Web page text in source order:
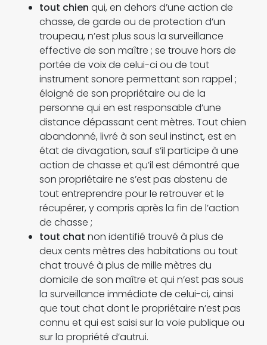
tout chien qui, en dehors d’une action de
chasse, de garde ou de protection d’un
troupeau, n’est plus sous la surveillance
effective de son maître ; se trouve hors de
portée de voix de celui-ci ou de tout
instrument sonore permettant son rappel ;
éloigné de son propriétaire ou de la
personne qui en est responsable d’une
distance dépassant cent mètres. Tout chien
abandonné, livré à son seul instinct, est en
état de divagation, sauf s’il participe à une
action de chasse et qu’il est démontré que
son propriétaire ne s’est pas abstenu de
tout entreprendre pour le retrouver et le
récupérer, y compris après la fin de l’action
de chasse ;
tout chat non identifié trouvé à plus de
deux cents mètres des habitations ou tout
chat trouvé à plus de mille mètres du
domicile de son maître et qui n’est pas sous
la surveillance immédiate de celui-ci, ainsi
que tout chat dont le propriétaire n’est pas
connu et qui est saisi sur la voie publique ou
sur la propriété d’autrui.